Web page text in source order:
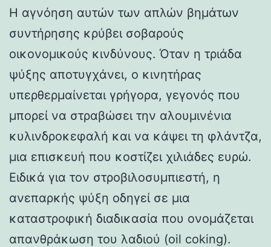
Η αγνόηση αυτών των απλών βημάτων
συντήρησης κρύβει σοβαρούς
οικονομικούς κινδύνους. Όταν η τριάδα
ψύξης αποτυγχάνει, ο κινητήρας
υπερθερμαίνεται γρήγορα, γεγονός που
μπορεί να στραβώσει την αλουμινένια
κυλινδροκεφαλή και να κάψει τη φλάντζα,
μια επισκευή που κοστίζει χιλιάδες ευρώ.
Ειδικά για τον στροβιλοσυμπιεστή, η
ανεπαρκής ψύξη οδηγεί σε μια
καταστροφική διαδικασία που ονομάζεται
απανθράκωση του λαδιού (oil coking).